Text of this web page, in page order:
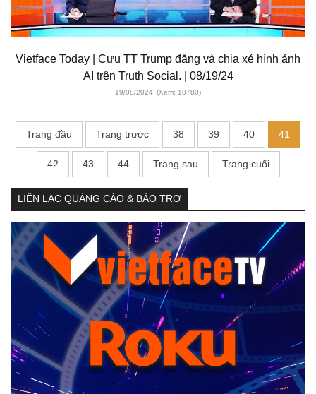
Vietface Today | Cựu TT Trump đăng và chia xẻ hình ảnh
AI trên Truth Social. | 08/19/24
19/08/2024 (Xem: 18780)
Trang đầu Trang trước 38 39 40 41
42 43 44 Trang sau Trang cuối
LIÊN LẠC QUẢNG CÁO & BẢO TRỢ